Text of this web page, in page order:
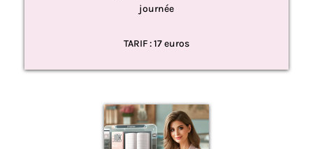
journée
TARIF : 17 euros